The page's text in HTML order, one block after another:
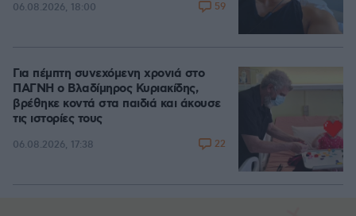
06.08.2026, 18:00 59
Για πέμπτη συνεχόμενη χρονιά στο
ΠΑΓΝΗ ο Βλαδίμηρος Κυριακίδης,
βρέθηκε κοντά στα παιδιά και άκουσε
τις ιστορίες τους
06.08.2026, 17:38 22